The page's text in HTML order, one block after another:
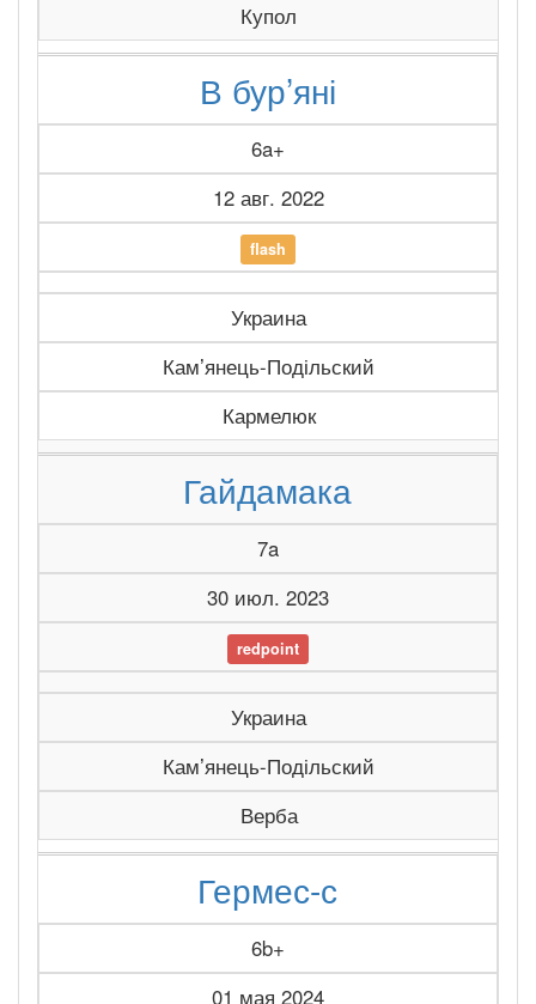
Купол
В бур’яні
6a+
12 авг. 2022
flash
Украина
Камʼянець-Подільский
Кармелюк
Гайдамака
7a
30 июл. 2023
redpoint
Украина
Камʼянець-Подільский
Верба
Гермес-с
6b+
01 мая 2024